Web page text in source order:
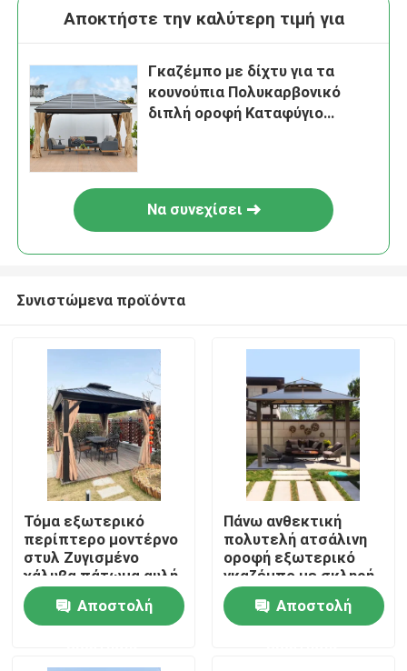
Σπίτι
Προϊόντα
Περίπου εμείς
Αποκτήστε την καλύτερη τιμή για
Γκαζέμπο με δίχτυ για τα
κουνούπια Πολυκαρβονικό
διπλή οροφή Καταφύγιο
Να συνεχίσει
Συνιστώμενα προϊόντα
Τόμα εξωτερικό
περίπτερο μοντέρνο
στυλ Ζυγισμένο
χάλυβα πάτωμα αυλή
με σχεδιασμό διπλές
στέγεςΑποστολή
Πάνω ανθεκτική
πολυτελή ατσάλινη
οροφή εξωτερικό
γκαζέμπο με σκληρή
μεταλλική οροφή
σκηνή γκαζέμπο
Αποστολή